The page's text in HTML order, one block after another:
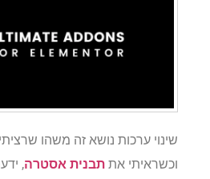
שינוי ערכות נושא זה משהו
וכשראיתי את תבנית אסטרה,